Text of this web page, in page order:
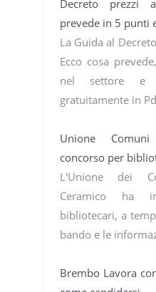
Decreto prezzi
prevede in 5 punti
La Guida al
Ecco cosa
nel settore e
gratuitamente in
Unione
concorso per
L'Unione dei
Ceramico ha
bibliotecari, a
bando e le
Brembo Lavora